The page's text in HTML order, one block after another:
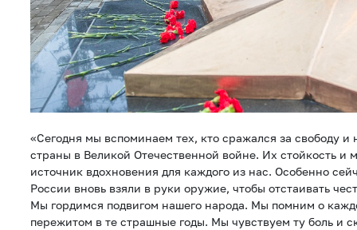
«Сегодня мы вспоминаем тех, кто сражался за свободу и
страны в Великой Отечественной войне. Их стойкость и
источник вдохновения для каждого из нас. Особенно
России вновь взяли в руки оружие, чтобы отстаивать
Мы гордимся подвигом нашего народа. Мы помним о
пережитом в те страшные годы. Мы чувствуем ту боль и